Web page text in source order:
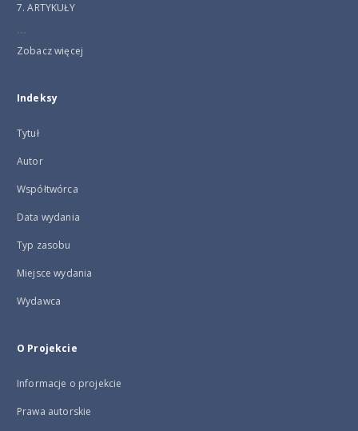
7. ARTYKUŁY
...
Zobacz więcej
Indeksy
Tytuł
Autor
Współtwórca
Data wydania
Typ zasobu
Miejsce wydania
Wydawca
O Projekcie
Informacje o projekcie
Prawa autorskie